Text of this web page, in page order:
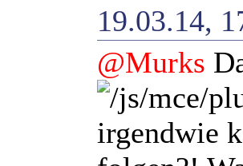
19.03.14,
@Murks
irgendwie